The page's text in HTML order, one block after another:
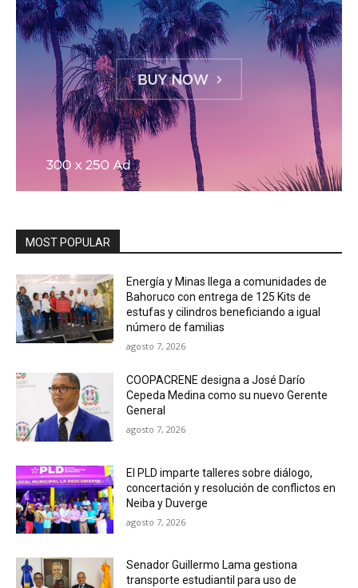
MOST POPULAR
Energía y Minas llega a comunidades de
Bahoruco con entrega de 125 Kits de
estufas y cilindros beneficiando a igual
número de familias
agosto 7, 2026
COOPACRENE designa a José Darío
Cepeda Medina como su nuevo Gerente
General
agosto 7, 2026
El PLD imparte talleres sobre diálogo,
concertación y resolución de conflictos en
Neiba y Duverge
agosto 7, 2026
Senador Guillermo Lama gestiona
transporte estudiantil para uso de